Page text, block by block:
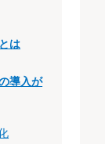
は
導入が